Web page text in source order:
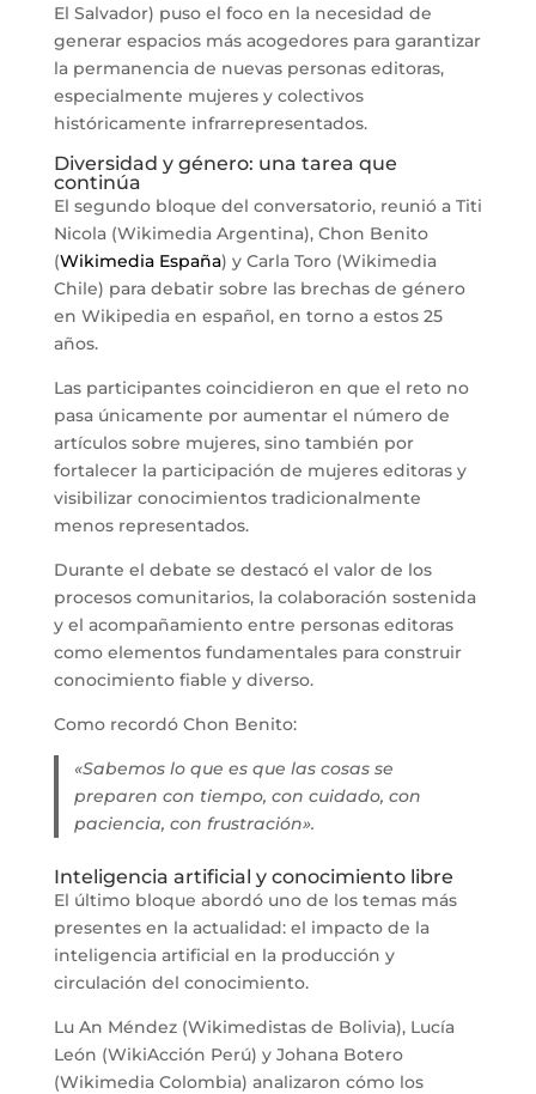
El Salvador) puso el foco en la necesidad de
generar espacios más acogedores para garantizar
la permanencia de nuevas personas editoras,
especialmente mujeres y colectivos
históricamente infrarrepresentados.
Diversidad y género: una tarea que
continúa
El segundo bloque del conversatorio, reunió a Titi
Nicola (Wikimedia Argentina), Chon Benito
(Wikimedia España) y Carla Toro (Wikimedia
Chile) para debatir sobre las brechas de género
en Wikipedia en español, en torno a estos 25
años.
Las participantes coincidieron en que el reto no
pasa únicamente por aumentar el número de
artículos sobre mujeres, sino también por
fortalecer la participación de mujeres editoras y
visibilizar conocimientos tradicionalmente
menos representados.
Durante el debate se destacó el valor de los
procesos comunitarios, la colaboración sostenida
y el acompañamiento entre personas editoras
como elementos fundamentales para construir
conocimiento fiable y diverso.
Como recordó Chon Benito:
«Sabemos lo que es que las cosas se
preparen con tiempo, con cuidado, con
paciencia, con frustración».
Inteligencia artificial y conocimiento libre
El último bloque abordó uno de los temas más
presentes en la actualidad: el impacto de la
inteligencia artificial en la producción y
circulación del conocimiento.
Lu An Méndez (Wikimedistas de Bolivia), Lucía
León (WikiAcción Perú) y Johana Botero
(Wikimedia Colombia) analizaron cómo los